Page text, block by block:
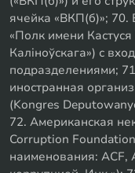
ячейка «ВКП(б)»; 70.
«Полк имени
Калiноўскага») с
подразделениями;
иностранная
(Kongres
72. Американская
Corruption
наименования: